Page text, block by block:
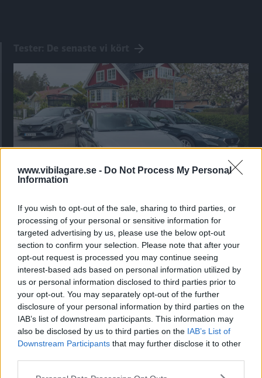
www.vibilagare.se - Do Not Process My Personal
Information
If you wish to opt-out of the sale, sharing to third parties, or
processing of your personal or sensitive information for
targeted advertising by us, please use the below opt-out
section to confirm your selection. Please note that after your
opt-out request is processed you may continue seeing
interest-based ads based on personal information utilized by
us or personal information disclosed to third parties prior to
your opt-out. You may separately opt-out of the further
disclosure of your personal information by third parties on the
IAB’s list of downstream participants. This information may
also be disclosed by us to third parties on the IAB’s List of
Downstream Participants that may further disclose it to other
Please note that this website/app uses one or more Google
Kia utmanar i kombiklassen – blir omkörd
av ”gamlingen”
Nykomlingen fälls av en besvärande nackdel.